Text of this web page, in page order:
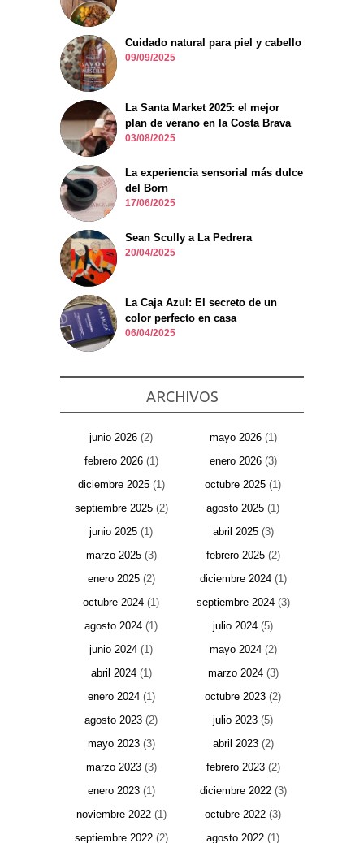
Cuidado natural para piel y cabello
09/09/2025
La Santa Market 2025: el mejor
plan de verano en la Costa Brava
03/08/2025
La experiencia sensorial más dulce
del Born
17/06/2025
Sean Scully a La Pedrera
20/04/2025
La Caja Azul: El secreto de un
color perfecto en casa
06/04/2025
ARCHIVOS
junio 2026 (2) mayo 2026(1)
febrero 2026(1) enero 2026(3)
diciembre 2025(1) octubre 2025 (1)
septiembre 2025(2) agosto 2025 (1)
junio 2025 (1) abril 2025(3)
marzo 2025(3) febrero 2025(2)
enero 2025(2) diciembre 2024(1)
octubre 2024 (1) septiembre 2024(3)
agosto 2024 (1) julio 2024 (5)
junio 2024 (1) mayo 2024(2)
abril 2024(1) marzo 2024(3)
enero 2024(1) octubre 2023 (2)
agosto 2023 (2) julio 2023 (5)
mayo 2023(3) abril 2023(2)
marzo 2023(3) febrero 2023(2)
enero 2023(1) diciembre 2022(3)
noviembre 2022(1) octubre 2022 (3)
septiembre 2022(2) agosto 2022 (1)